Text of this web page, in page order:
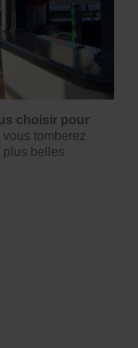
choisir pour
vous tomberez
plus belles